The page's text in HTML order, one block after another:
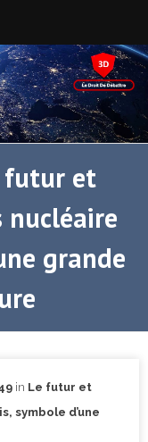
futur et
nucléaire
grande
in Le futur et
symbole d’une